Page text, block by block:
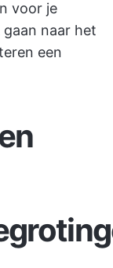
voor je
naar het
een